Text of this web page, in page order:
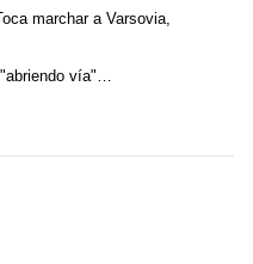
marchar a Varsovia,
vía"…